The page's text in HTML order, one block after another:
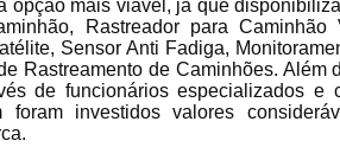
Rastreamento
de frota
Rastreamento
veicular
opção mais viável, já que
Rastreador para
Sensor Anti Fadiga,
Rastreamento de Caminhões.
de funcionários especializados
foram investidos valores